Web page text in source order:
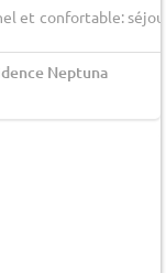
et confortable:
Neptuna